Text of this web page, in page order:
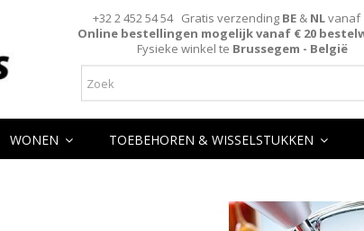
+32 2 452 54 54 Gratis verzending BE& NLvanaf
Online bestellingen mogelijk vanaf € 20
Fysieke winkel te Brussegem - België
WONEN TOEBEHOREN & WISSELSTUKKEN